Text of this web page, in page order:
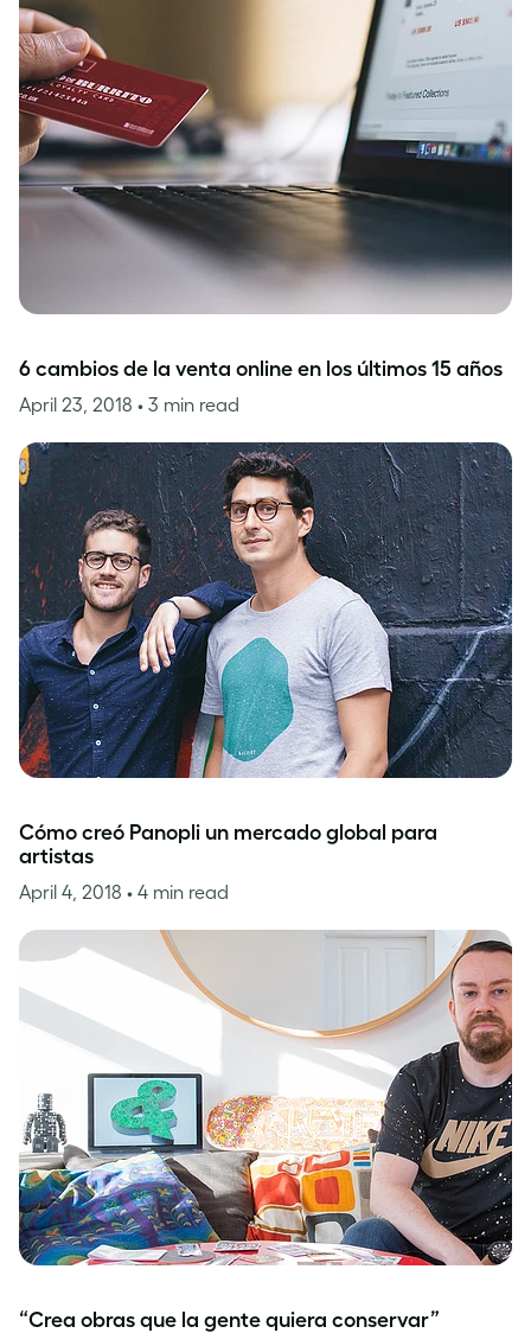
6 cambios de la venta online en los últimos 15 años
April 23, 2018 • 3 min read
Cómo creó Panopli un mercado global para
artistas
April 4, 2018 • 4 min read
“Crea obras que la gente quiera conservar”